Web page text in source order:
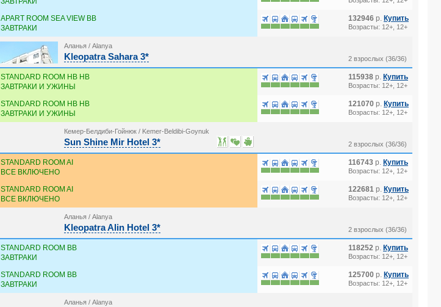
APART ROOM SEA VIEW BB
ЗАВТРАКИ
132946 р. Купить
Возрасты: 12+, 12+
Аланья / Alanya
Kleopatra Sahara 3* 2 взрослых (36/36)
STANDARD ROOM HB HB
ЗАВТРАКИ И УЖИНЫ
115938 р. Купить
Возрасты: 12+, 12+
STANDARD ROOM HB HB
ЗАВТРАКИ И УЖИНЫ
121070 р. Купить
Возрасты: 12+, 12+
Кемер-Белдиби-Гойнюк / Kemer-Beldibi-Goynuk
Sun Shine Mir Hotel 3* 2 взрослых (36/36)
STANDARD ROOM AI
ВСЕ ВКЛЮЧЕНО
116743 р. Купить
Возрасты: 12+, 12+
STANDARD ROOM AI
ВСЕ ВКЛЮЧЕНО
122681 р. Купить
Возрасты: 12+, 12+
Аланья / Alanya
Kleopatra Alin Hotel 3* 2 взрослых (36/36)
STANDARD ROOM BB
ЗАВТРАКИ
118252 р. Купить
Возрасты: 12+, 12+
STANDARD ROOM BB
ЗАВТРАКИ
125700 р. Купить
Возрасты: 12+, 12+
Аланья / Alanya